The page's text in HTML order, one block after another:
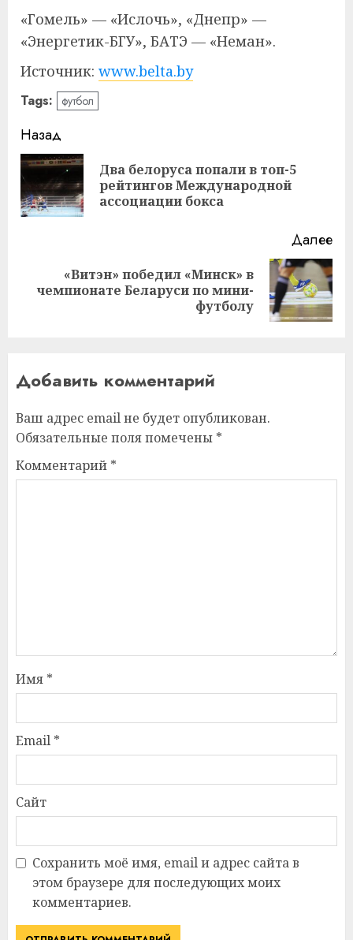
«Гомель» — «Ислочь», «Днепр» —
«Энергетик-БГУ», БАТЭ — «Неман».
Источник: www.belta.by
Tags: футбол
Навигация
записи
Назад
Два белоруса попали в топ-5
рейтингов Международной
ассоциации бокса
Далее
Следующая
«Витэн» победил «Минск» в
чемпионате Беларуси по мини-
футболу
Добавить комментарий
Ваш адрес email не будет опубликован.
Обязательные поля помечены *
Комментарий *
Имя *
Email *
Сайт
Сохранить моё имя, email и адрес сайта в
этом браузере для последующих моих
комментариев.